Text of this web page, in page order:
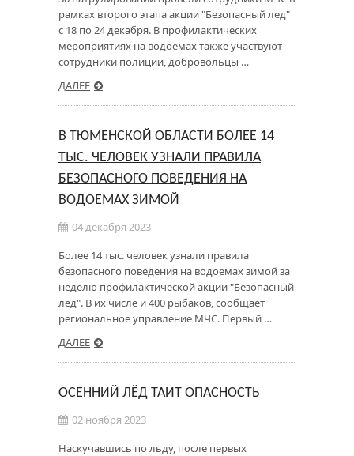
рамках второго этапа акции "Безопасный лед"
с 18 по 24 декабря. В профилактических
мероприятиях на водоемах также участвуют
сотрудники полиции, добровольцы …
ДАЛЕЕ
В ТЮМЕНСКОЙ ОБЛАСТИ БОЛЕЕ 14
ТЫС. ЧЕЛОВЕК УЗНАЛИ ПРАВИЛА
БЕЗОПАСНОГО ПОВЕДЕНИЯ НА
ВОДОЕМАХ ЗИМОЙ
04 декабря 2023
Более 14 тыс. человек узнали правила
безопасного поведения на водоемах зимой за
неделю профилактической акции "Безопасный
лёд". В их числе и 400 рыбаков, сообщает
региональное управление МЧС. Первый …
ДАЛЕЕ
ОСЕННИЙ ЛЁД ТАИТ ОПАСНОСТЬ
02 ноября 2023
Наскучавшись по льду, после первых